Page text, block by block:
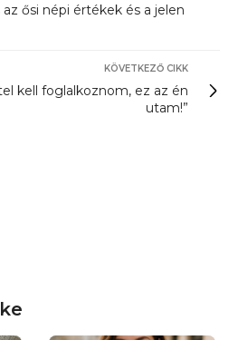
ősi népi értékek és a jelen
KÖVETKEZŐ CIKK
kell foglalkoznom, ez az én
utam!”